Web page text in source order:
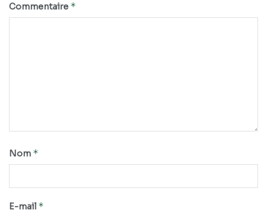
Commentaire *
Nom *
E-mail *